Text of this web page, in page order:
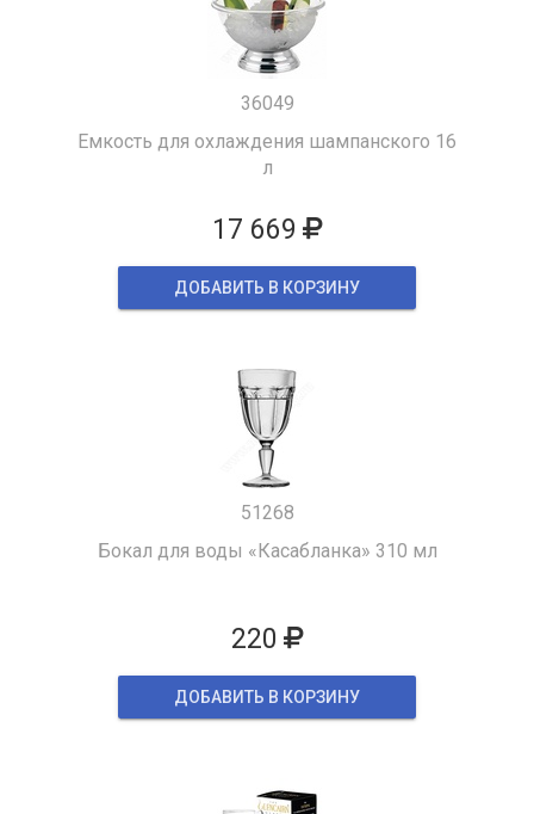
36049
Емкость для охлаждения шампанского 16
л
17 669
ДОБАВИТЬ В КОРЗИНУ
51268
Бокал для воды «Касабланка» 310 мл
220
ДОБАВИТЬ В КОРЗИНУ